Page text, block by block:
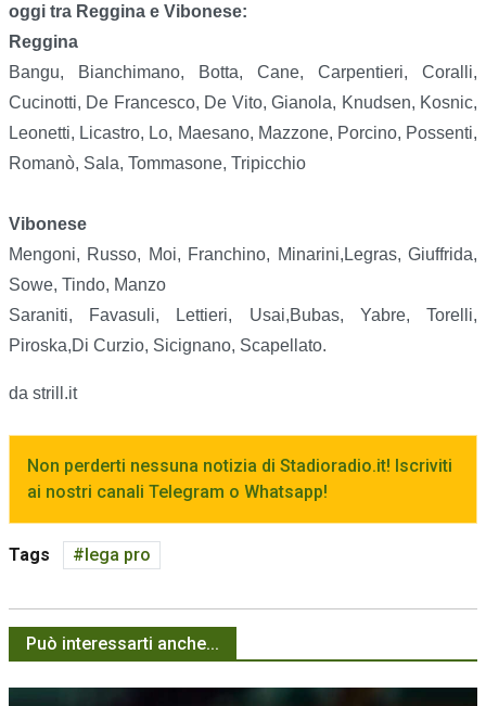
oggi tra Reggina e Vibonese:
Reggina
Bangu, Bianchimano, Botta, Cane, Carpentieri, Coralli,
Cucinotti, De Francesco, De Vito, Gianola, Knudsen, Kosnic,
Leonetti, Licastro, Lo, Maesano, Mazzone, Porcino, Possenti,
Romanò, Sala, Tommasone, Tripicchio
Vibonese
Mengoni, Russo, Moi, Franchino, Minarini,Legras, Giuffrida,
Sowe, Tindo, Manzo
Saraniti, Favasuli, Lettieri, Usai,Bubas, Yabre, Torelli,
Piroska,Di Curzio, Sicignano, Scapellato.
da strill.it
Non perderti nessuna notizia di Stadioradio.it! Iscriviti
ai nostri canali Telegram o Whatsapp!
Tags lega pro
Può interessarti anche...